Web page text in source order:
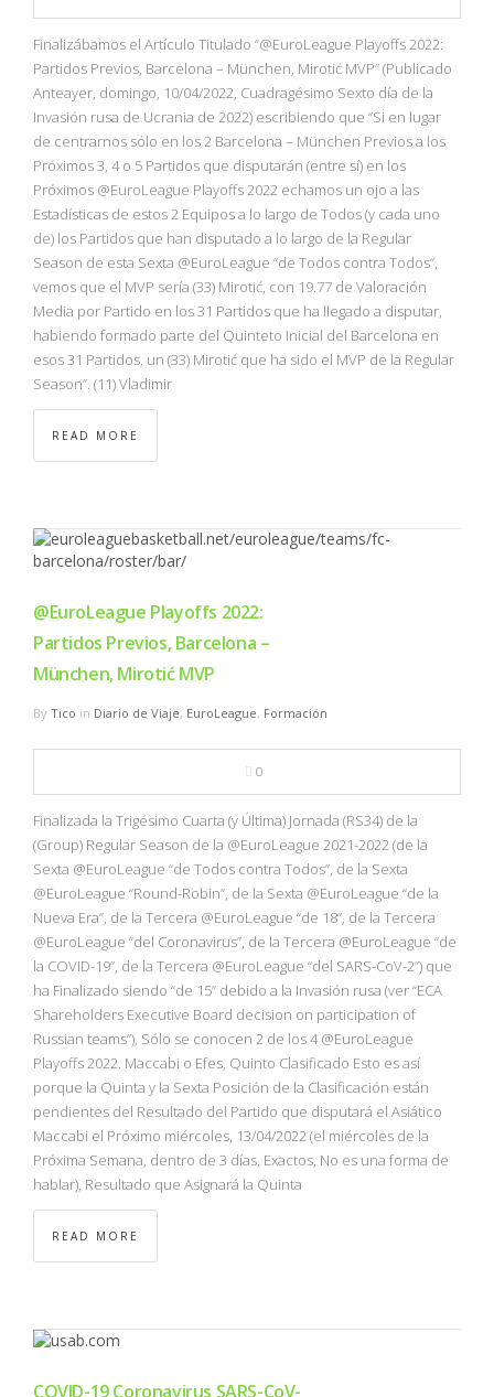
Finalizábamos el Artículo Titulado “@EuroLeague Playoffs 2022:
Partidos Previos, Barcelona – München, Mirotić MVP” (Publicado
Anteayer, domingo, 10/04/2022, Cuadragésimo Sexto día de la
Invasión rusa de Ucrania de 2022) escribiendo que “Si en lugar
de centrarnos sólo en los 2 Barcelona – München Previos a los
Próximos 3, 4 o 5 Partidos que disputarán (entre sí) en los
Próximos @EuroLeague Playoffs 2022 echamos un ojo a las
Estadísticas de estos 2 Equipos a lo largo de Todos (y cada uno
de) los Partidos que han disputado a lo largo de la Regular
Season de esta Sexta @EuroLeague “de Todos contra Todos”,
vemos que el MVP sería (33) Mirotić, con 19.77 de Valoración
Media por Partido en los 31 Partidos que ha llegado a disputar,
habiendo formado parte del Quinteto Inicial del Barcelona en
esos 31 Partidos, un (33) Mirotić que ha sido el MVP de la Regular
Season”. (11) Vladimir
READ MORE
@EuroLeague Playoffs 2022:
Partidos Previos, Barcelona –
München, Mirotić MVP
By Tico in Diario de Viaje, EuroLeague, Formación
0
Finalizada la Trigésimo Cuarta (y Última) Jornada (RS34) de la
(Group) Regular Season de la @EuroLeague 2021-2022 (de la
Sexta @EuroLeague “de Todos contra Todos”, de la Sexta
@EuroLeague “Round-Robin”, de la Sexta @EuroLeague “de la
Nueva Era”, de la Tercera @EuroLeague “de 18”, de la Tercera
@EuroLeague “del Coronavirus”, de la Tercera @EuroLeague “de
la COVID-19”, de la Tercera @EuroLeague “del SARS-CoV-2”) que
ha Finalizado siendo “de 15” debido a la Invasión rusa (ver “ECA
Shareholders Executive Board decision on participation of
Russian teams”), Sólo se conocen 2 de los 4 @EuroLeague
Playoffs 2022. Maccabi o Efes, Quinto Clasificado Esto es así
porque la Quinta y la Sexta Posición de la Clasificación están
pendientes del Resultado del Partido que disputará el Asiático
Maccabi el Próximo miércoles, 13/04/2022 (el miércoles de la
Próxima Semana, dentro de 3 días, Exactos, No es una forma de
hablar), Resultado que Asignará la Quinta
READ MORE
COVID-19 Coronavirus SARS-CoV-